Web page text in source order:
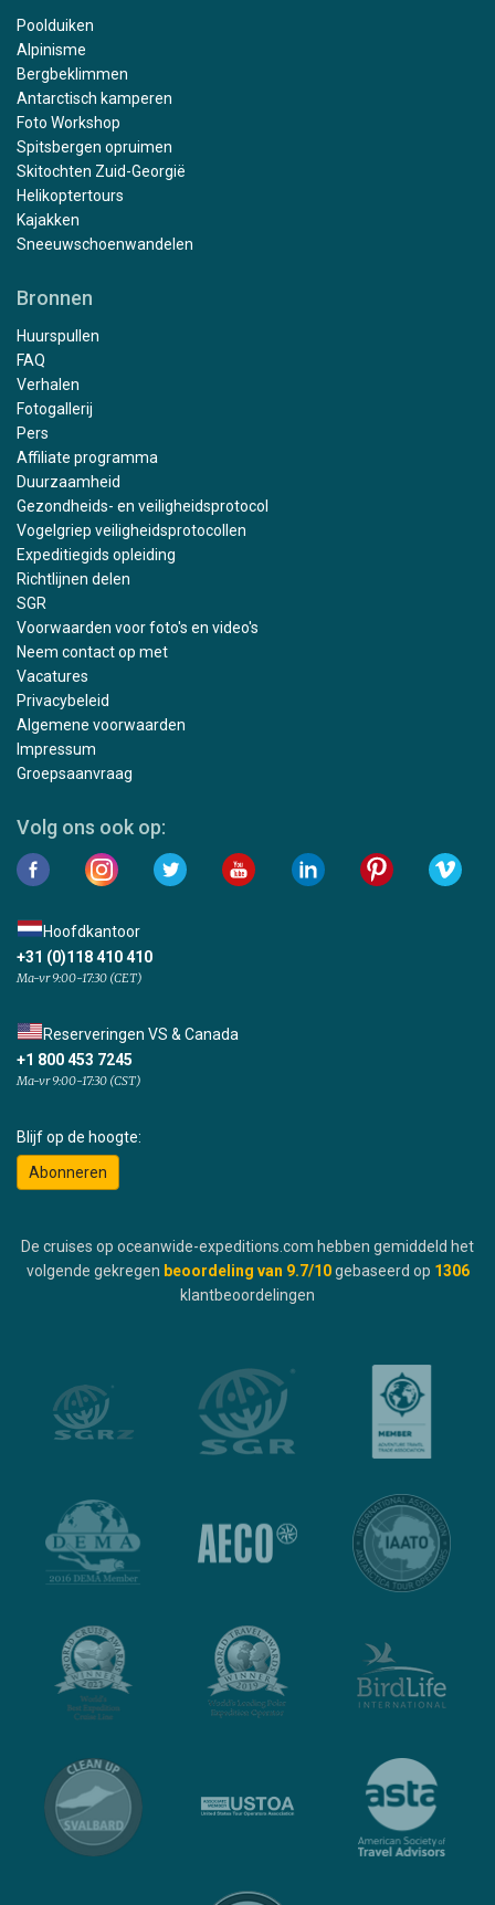
Poolduiken
Alpinisme
Bergbeklimmen
Antarctisch kamperen
Foto Workshop
Spitsbergen opruimen
Skitochten Zuid-Georgië
Helikoptertours
Kajakken
Sneeuwschoenwandelen
Bronnen
Huurspullen
FAQ
Verhalen
Fotogallerij
Pers
Affiliate programma
Duurzaamheid
Gezondheids- en veiligheidsprotocol
Vogelgriep veiligheidsprotocollen
Expeditiegids opleiding
Richtlijnen delen
SGR
Voorwaarden voor foto's en video's
Neem contact op met
Vacatures
Privacybeleid
Algemene voorwaarden
Impressum
Groepsaanvraag
Volg ons ook op:
Hoofdkantoor
+31 (0)118 410 410
Ma-vr 9:00-17:30 (CET)
Reserveringen VS & Canada
+1 800 453 7245
Ma-vr 9:00-17:30 (CST)
Blijf op de hoogte:
Abonneren
De cruises op oceanwide-expeditions.com hebben gemiddeld het
volgende gekregen beoordeling van 9.7/10 gebaseerd op 1306
klantbeoordelingen